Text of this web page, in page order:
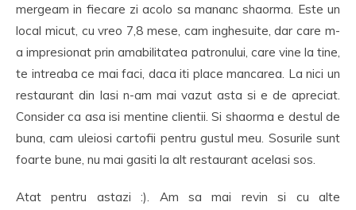
mergeam in fiecare zi acolo sa mananc shaorma. Este un
local micut, cu vreo 7,8 mese, cam inghesuite, dar care m-
a impresionat prin amabilitatea patronului, care vine la tine,
te intreaba ce mai faci, daca iti place mancarea. La nici un
restaurant din Iasi n-am mai vazut asta si e de apreciat.
Consider ca asa isi mentine clientii. Si shaorma e destul de
buna, cam uleiosi cartofii pentru gustul meu. Sosurile sunt
foarte bune, nu mai gasiti la alt restaurant acelasi sos.
Atat pentru astazi :). Am sa mai revin si cu alte